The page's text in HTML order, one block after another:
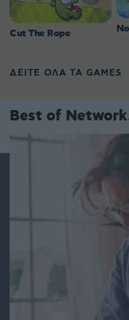
Cut The Rope
ΔΕΙΤΕ ΟΛΑ ΤΑ GAMES
Best of Network